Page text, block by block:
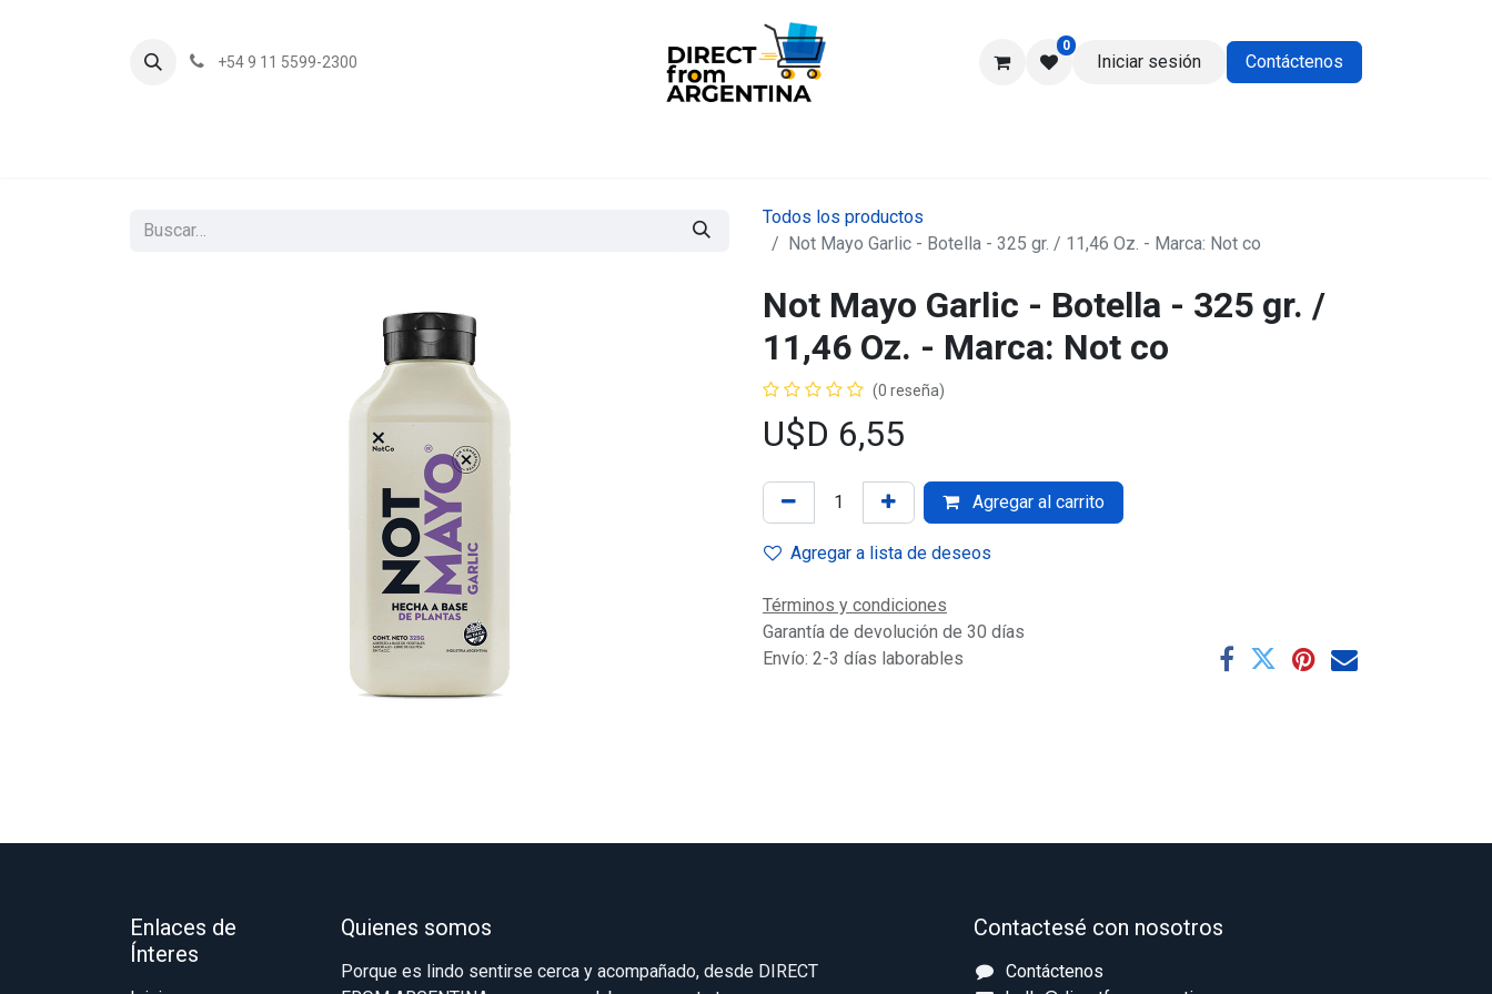
+54 9 11 5599-2300
0
Iniciar sesión Contáctenos
Todos los productos
Not Mayo Garlic - Botella - 325 gr. / 11,46 Oz. - Marca: Not co
Not Mayo Garlic - Botella - 325 gr. /
11,46 Oz. - Marca: Not co
(0 reseña)
U$D 6,55
Agregar al carrito
Agregar a lista de deseos
Términos y condiciones
Garantía de devolución de 30 días
Envío: 2-3 días laborables
Enlaces de
Ínteres
Quienes somos
Porque es lindo sentirse cerca y acompañado, desde DIRECT
Contactesé con nosotros
Contáctenos